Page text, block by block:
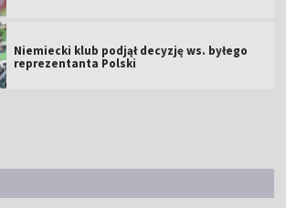
Niemiecki klub podjął decyzję ws. byłego
reprezentanta Polski